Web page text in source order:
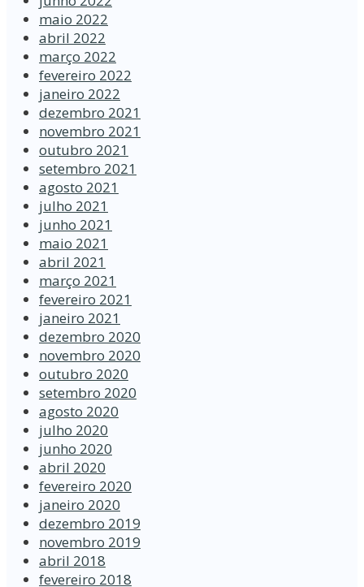
maio 2022
abril 2022
março 2022
fevereiro 2022
janeiro 2022
dezembro 2021
novembro 2021
outubro 2021
setembro 2021
agosto 2021
julho 2021
junho 2021
maio 2021
abril 2021
março 2021
fevereiro 2021
janeiro 2021
dezembro 2020
novembro 2020
outubro 2020
setembro 2020
agosto 2020
julho 2020
junho 2020
abril 2020
fevereiro 2020
janeiro 2020
dezembro 2019
novembro 2019
abril 2018
fevereiro 2018